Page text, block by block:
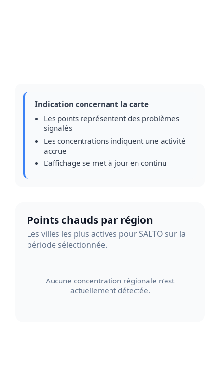
Indication concernant la carte
Les points représentent des problèmes
signalés
Les concentrations indiquent une activité
accrue
L’affichage se met à jour en continu
Points chauds par région
Les villes les plus actives pour SALTO sur la
période sélectionnée.
Aucune concentration régionale n’est
actuellement détectée.